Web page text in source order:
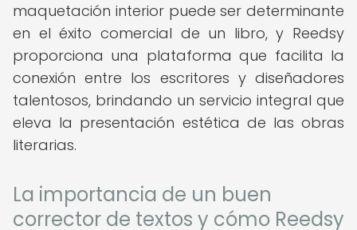
maquetación interior puede ser determinante
en el éxito comercial de un libro, y Reedsy
proporciona una plataforma que facilita la
conexión entre los escritores y diseñadores
talentosos, brindando un servicio integral que
eleva la presentación estética de las obras
literarias.
La importancia de un buen
corrector de textos y cómo Reedsy